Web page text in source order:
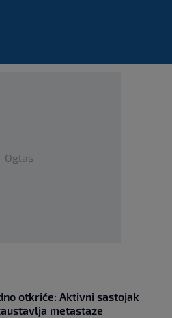
Oglas
otkriće: Aktivni sastojak
metastaze